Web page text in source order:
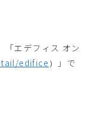
「エデフィス オン
edifice ）
」で